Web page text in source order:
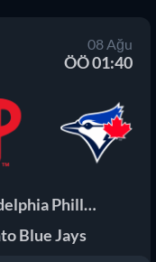
08 Ağu
ÖÖ 01:40
Philadelphia Phillies
Blue Jays